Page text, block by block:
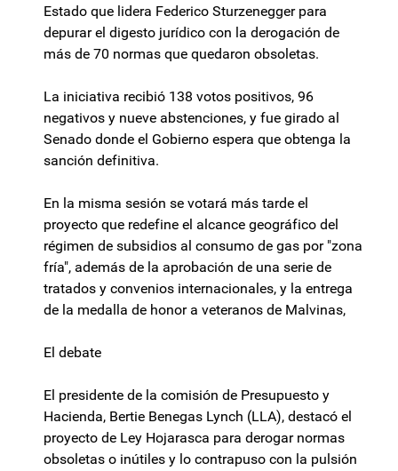
Estado que lidera Federico Sturzenegger para
depurar el digesto jurídico con la derogación de
más de 70 normas que quedaron obsoletas.
La iniciativa recibió 138 votos positivos, 96
negativos y nueve abstenciones, y fue girado al
Senado donde el Gobierno espera que obtenga la
sanción definitiva.
En la misma sesión se votará más tarde el
proyecto que redefine el alcance geográfico del
régimen de subsidios al consumo de gas por "zona
fría", además de la aprobación de una serie de
tratados y convenios internacionales, y la entrega
de la medalla de honor a veteranos de Malvinas,
El debate
El presidente de la comisión de Presupuesto y
Hacienda, Bertie Benegas Lynch (LLA), destacó el
proyecto de Ley Hojarasca para derogar normas
obsoletas o inútiles y lo contrapuso con la pulsión